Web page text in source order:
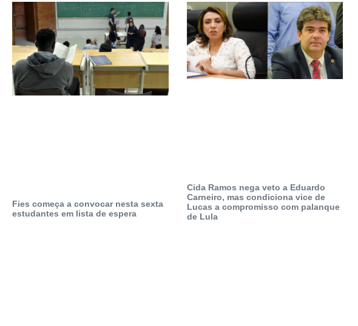
Fies começa a convocar nesta sexta
estudantes em lista de espera
Cida Ramos nega veto a Eduardo
Carneiro, mas condiciona vice de
Lucas a compromisso com palanque
de Lula